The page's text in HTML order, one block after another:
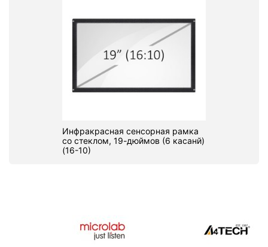
Инфракрасная сенсорная рамка
со стеклом, 19-дюймов (6 касанй)
(16-10)